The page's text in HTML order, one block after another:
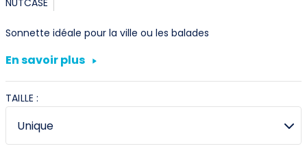
Sonnette idéale pour la ville ou les balades
En savoir plus
TAILLE :